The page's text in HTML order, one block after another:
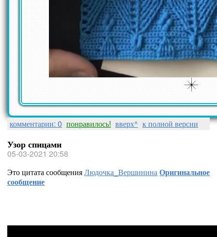
комментарии: 0 понравилось! вверх^ к полной версии
Узор спицами
05-03-2021 20:58
Это цитата сообщенияЛюдочка_Вершинина Оригинальное
сообщение